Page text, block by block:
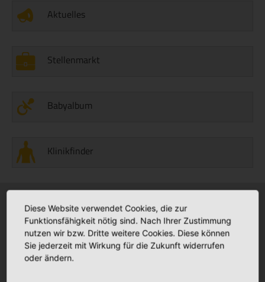
Aktuelles
Stellenmarkt
Babyalbum
Klinikfinder
Krankenhäuser
Bonifatius Hospital Lingen
Borromäus Hospital Leer
Stationäre Pflege
+ Maria Anna Haus Lengerich
St. Katharina Haus Thuine
Diese Website verwendet Cookies, die zur
Funktionsfähigkeit nötig sind. Nach Ihrer Zustimmung
nutzen wir bzw. Dritte weitere Cookies. Diese können
Sie jederzeit mit Wirkung für die Zukunft widerrufen
oder ändern.